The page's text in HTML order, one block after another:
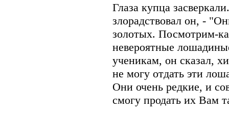
Глаза купца
злорадствовал он, -
золотых. Посмотрим-
невероятные
ученикам, он сказал,
не могу отдать эти
Они очень редкие, и
смогу продать их Вам